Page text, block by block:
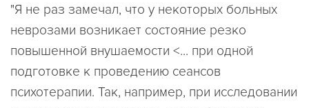
"Я не раз замечал, что у некоторых больных
неврозами возникает состояние резко
повышенной внушаемости <... при одной
подготовке к проведению сеансов
психотерапии. Так, например, при исследовании